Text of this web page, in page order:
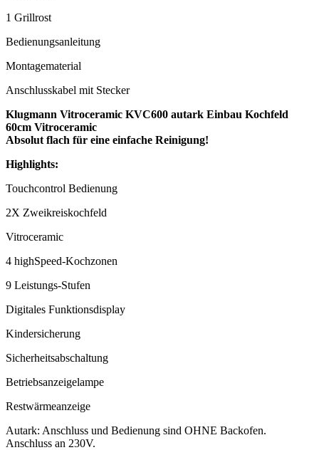
1 Grillrost
Bedienungsanleitung
Montagematerial
Anschlusskabel mit Stecker
Klugmann Vitroceramic KVC600 autark Einbau Kochfeld
60cm Vitroceramic
Absolut flach für eine einfache Reinigung!
Highlights:
Touchcontrol Bedienung
2X Zweikreiskochfeld
Vitroceramic
4 highSpeed-Kochzonen
9 Leistungs-Stufen
Digitales Funktionsdisplay
Kindersicherung
Sicherheitsabschaltung
Betriebsanzeigelampe
Restwärmeanzeige
Autark: Anschluss und Bedienung sind OHNE Backofen.
Anschluss an 230V.